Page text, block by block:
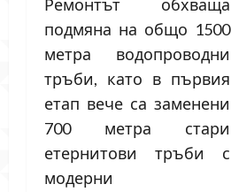
Ремонтът обхваща
подмяна на общо 1500
метра водопроводни
тръби, като в първия
етап вече са заменени
700 метра стари
етернитови тръби с
модерни